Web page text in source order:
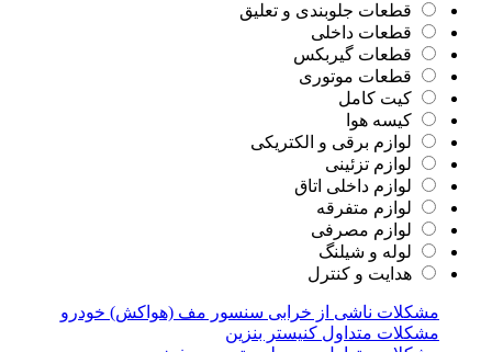
قطعات جلوبندی و تعلیق
قطعات داخلی
قطعات گیربکس
قطعات موتوری
کیت کامل
کیسه هوا
لوازم برقی و الکتریکی
لوازم تزئینی
لوازم داخلی اتاق
لوازم متفرقه
لوازم مصرفی
لوله و شیلنگ
هدایت و کنترل
مشکلات ناشی از خرابی سنسور مف (هواکش) خودرو
مشکلات متداول کنیستر بنزین